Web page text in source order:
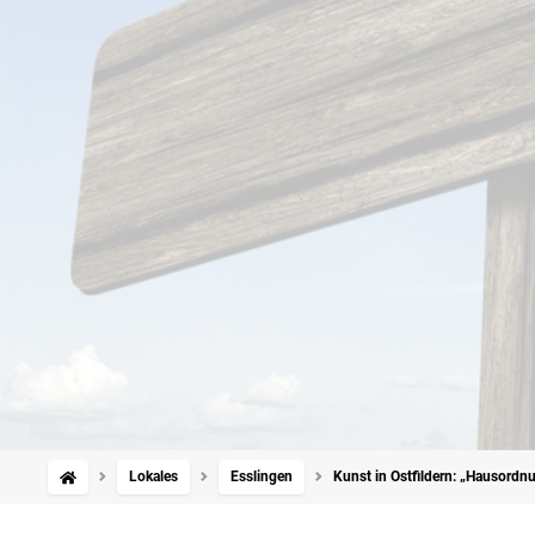
Lokales Esslingen Kunst in Ostfildern: